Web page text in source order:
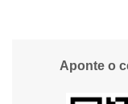
Aponte o